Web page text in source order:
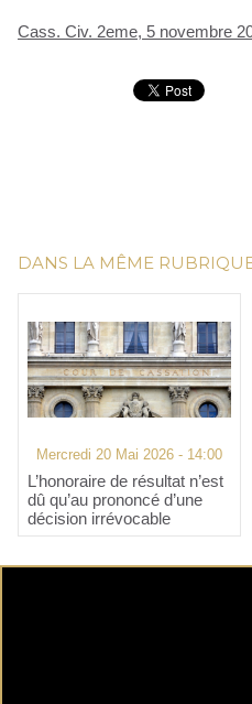
Cass. Civ. 2eme, 5 novembre
DANS LA MÊME
Mercredi 20 Mai 2026 - 14:00
L’honoraire de résultat n’est
dû qu’au prononcé d’une
décision irrévocable